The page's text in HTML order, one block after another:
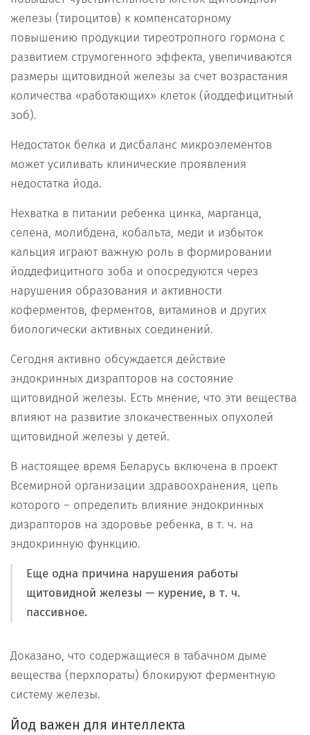
железы (тироцитов) к компенсаторному
повышению продукции тиреотропного гормона с
развитием струмогенного эффекта, увеличиваются
размеры щитовидной железы за счет возрастания
количества «работающих» клеток (йоддефицитный
зоб).
Недостаток белка и дисбаланс микроэлементов
может усиливать клинические проявления
недостатка йода.
Нехватка в питании ребенка цинка, марганца,
селена, молибдена, кобальта, меди и избыток
кальция играют важную роль в формировании
йоддефицитного зоба и опосредуются через
нарушения образования и активности
коферментов, ферментов, витаминов и других
биологически активных соединений.
Сегодня активно обсуждается действие
эндокринных дизрапторов на состояние
щитовидной железы. Есть мнение, что эти вещества
влияют на развитие злокачественных опухолей
щитовидной железы у детей.
В настоящее время Беларусь включена в проект
Всемирной организации здравоохранения, цель
которого – определить влияние эндокринных
дизрапторов на здоровье ребенка, в т. ч. на
эндокринную функцию.
Еще одна причина нарушения работы
щитовидной железы — курение, в т. ч.
пассивное.
Доказано, что содержащиеся в табачном дыме
вещества (перхлораты) блокируют ферментную
систему железы.
Йод важен для интеллекта